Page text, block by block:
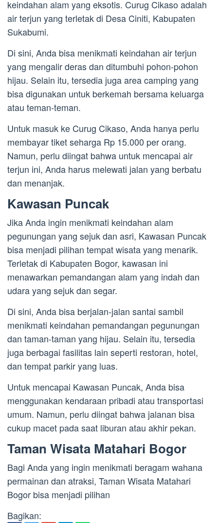
keindahan alam yang eksotis. Curug Cikaso adalah
air terjun yang terletak di Desa Ciniti, Kabupaten
Sukabumi.
Di sini, Anda bisa menikmati keindahan air terjun
yang mengalir deras dan ditumbuhi pohon-pohon
hijau. Selain itu, tersedia juga area camping yang
bisa digunakan untuk berkemah bersama keluarga
atau teman-teman.
Untuk masuk ke Curug Cikaso, Anda hanya perlu
membayar tiket seharga Rp 15.000 per orang.
Namun, perlu diingat bahwa untuk mencapai air
terjun ini, Anda harus melewati jalan yang berbatu
dan menanjak.
Kawasan Puncak
Jika Anda ingin menikmati keindahan alam
pegunungan yang sejuk dan asri, Kawasan Puncak
bisa menjadi pilihan tempat wisata yang menarik.
Terletak di Kabupaten Bogor, kawasan ini
menawarkan pemandangan alam yang indah dan
udara yang sejuk dan segar.
Di sini, Anda bisa berjalan-jalan santai sambil
menikmati keindahan pemandangan pegunungan
dan taman-taman yang hijau. Selain itu, tersedia
juga berbagai fasilitas lain seperti restoran, hotel,
dan tempat parkir yang luas.
Untuk mencapai Kawasan Puncak, Anda bisa
menggunakan kendaraan pribadi atau transportasi
umum. Namun, perlu diingat bahwa jalanan bisa
cukup macet pada saat liburan atau akhir pekan.
Taman Wisata Matahari Bogor
Bagi Anda yang ingin menikmati beragam wahana
permainan dan atraksi, Taman Wisata Matahari
Bogor bisa menjadi pilihan
Bagikan: